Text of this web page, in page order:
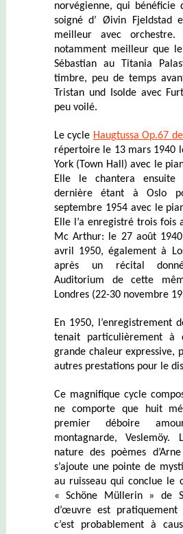
norvégienne, qui bénéficie
soigné d’ Øivin Fjeldstad
meilleur avec orchestre.
notamment meilleur que
Sébastian au Titania
timbre, peu de temps
Tristan und Isolde avec
peu voilé.
Le cycle Haugtussa Op.67
répertoire le 13 mars 1940
York (Town Hall) avec le
Elle le chantera
dernière étant à Oslo
septembre 1954 avec le
Elle l’a enregistré trois fois
Mc Arthur: le 27 août
avril 1950, également à
après un récital
Auditorium de cette
Londres (22-30 novembre
En 1950,
tenait particulièrement à
grande chaleur expressive,
autres prestations pour le
Ce magnifique cycle
ne comporte que huit
premier déboire
montagnarde,
nature des poèmes
s’ajoute une pointe de
au ruisseau qui conclue le
« Schöne Müllerin » de
d’œuvre est
c’est probablement à